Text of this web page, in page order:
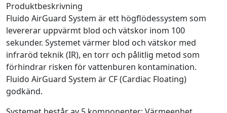
Produktbeskrivning
Fluido AirGuard System är ett högflödessystem som
levererar uppvärmt blod och vätskor inom 100
sekunder. Systemet värmer blod och vätskor med
infraröd teknik (IR), en torr och pålitlig metod som
förhindrar risken för vattenburen kontamination.
Fluido AirGuard System är CF (Cardiac Floating)
godkänd.